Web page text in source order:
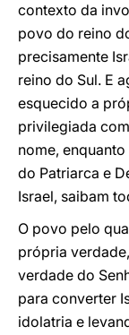
contexto da
povo do reino
precisamente
reino do Sul. E
esquecido a
privilegiada
nome,
do Patriarca e
Israel, saibam
O povo pelo
própria
verdade do
para converter
idolatria e